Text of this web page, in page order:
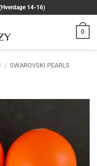
14-16)
0
/ SWAROVSKI PEARLS